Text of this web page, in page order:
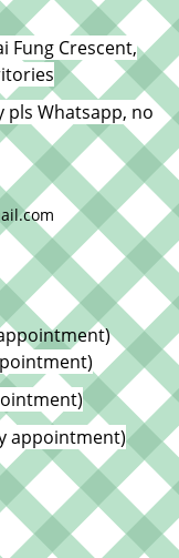
Fung Crescent,
pls Whatsapp, no
appointment)